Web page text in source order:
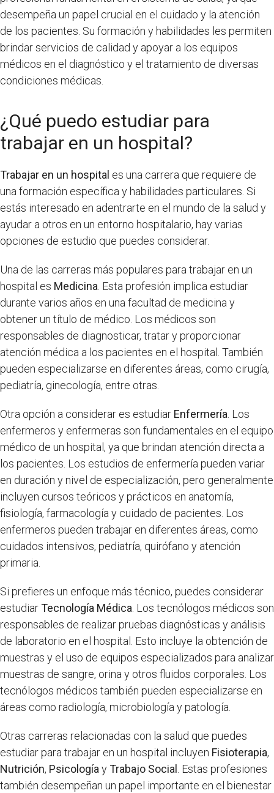
desempeña un papel crucial en el cuidado y la atención
de los pacientes. Su formación y habilidades les permiten
brindar servicios de calidad y apoyar a los equipos
médicos en el diagnóstico y el tratamiento de diversas
condiciones médicas.
¿Qué puedo estudiar para
trabajar en un hospital?
Trabajar en un hospital es una carrera que requiere de
una formación específica y habilidades particulares. Si
estás interesado en adentrarte en el mundo de la salud y
ayudar a otros en un entorno hospitalario, hay varias
opciones de estudio que puedes considerar.
Una de las carreras más populares para trabajar en un
hospital es Medicina. Esta profesión implica estudiar
durante varios años en una facultad de medicina y
obtener un título de médico. Los médicos son
responsables de diagnosticar, tratar y proporcionar
atención médica a los pacientes en el hospital. También
pueden especializarse en diferentes áreas, como cirugía,
pediatría, ginecología, entre otras.
Otra opción a considerar es estudiar Enfermería. Los
enfermeros y enfermeras son fundamentales en el equipo
médico de un hospital, ya que brindan atención directa a
los pacientes. Los estudios de enfermería pueden variar
en duración y nivel de especialización, pero generalmente
incluyen cursos teóricos y prácticos en anatomía,
fisiología, farmacología y cuidado de pacientes. Los
enfermeros pueden trabajar en diferentes áreas, como
cuidados intensivos, pediatría, quirófano y atención
primaria.
Si prefieres un enfoque más técnico, puedes considerar
estudiarTecnología Médica. Los tecnólogos médicos son
responsables de realizar pruebas diagnósticas y análisis
de laboratorio en el hospital. Esto incluye la obtención de
muestras y el uso de equipos especializados para analizar
muestras de sangre, orina y otros fluidos corporales. Los
tecnólogos médicos también pueden especializarse en
áreas como radiología, microbiología y patología.
Otras carreras relacionadas con la salud que puedes
estudiar para trabajar en un hospital incluyen Fisioterapia,
Nutrición, PsicologíayTrabajo Social . Estas profesiones
también desempeñan un papel importante en el bienestar